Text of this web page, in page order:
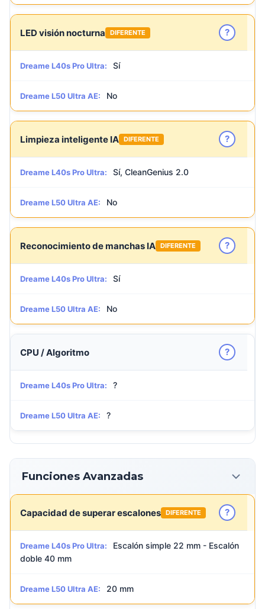
LED visión nocturna DIFERENTE ?
Dreame L40s Pro Ultra: Sí
Dreame L50 Ultra AE: No
Limpieza inteligente IA DIFERENTE ?
Dreame L40s Pro Ultra: Sí, CleanGenius 2.0
Dreame L50 Ultra AE: No
Reconocimiento de manchas IA DIFERENTE ?
Dreame L40s Pro Ultra: Sí
Dreame L50 Ultra AE: No
CPU / Algoritmo ?
Dreame L40s Pro Ultra: ?
Dreame L50 Ultra AE: ?
Funciones Avanzadas
Capacidad de superar escalones DIFERENTE ?
Dreame L40s Pro Ultra:
Escalón simple 22 mm - Escalón
doble 40 mm
Dreame L50 Ultra AE: 20 mm